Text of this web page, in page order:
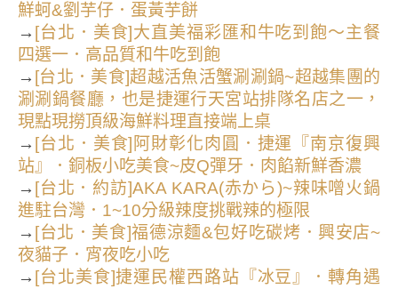
鮮蚵&劉芋仔．蛋黃芋餅
→ [台北．美食]大直美福彩匯和牛吃到飽～主餐
四選一．高品質和牛吃到飽
→ [台北．美食]超越活魚活蟹涮涮鍋~超越集團的
涮涮鍋餐廳，也是捷運行天宮站排隊名店之一，
現點現撈頂級海鮮料理直接端上桌
→ [台北．美食]阿財彰化肉圓．捷運『南京復興
站』．銅板小吃美食~皮Q彈牙．肉餡新鮮香濃
→ [台北．約訪]AKA KARA(赤から)~辣味噌火鍋
進駐台灣．1~10分級辣度挑戰辣的極限
→ [台北．美食]福德涼麵&包好吃碳烤．興安店~
夜貓子．宵夜吃小吃
→ [台北美食]捷運民權西路站『冰豆』．轉角遇